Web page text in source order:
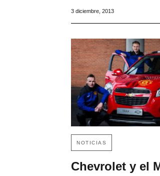
3 diciembre, 2013
NOTICIAS
Chevrolet y el